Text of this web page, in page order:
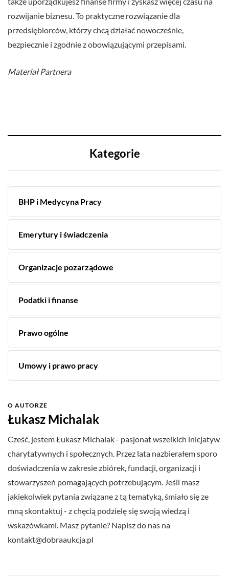
rozwijanie biznesu. To praktyczne rozwiązanie dla
przedsiębiorców, którzy chcą działać nowocześnie,
bezpiecznie i zgodnie z obowiązującymi przepisami.
Materiał Partnera
Kategorie
BHP i Medycyna Pracy
Emerytury i świadczenia
Organizacje pozarządowe
Podatki i finanse
Prawo ogólne
Umowy i prawo pracy
O AUTORZE
Łukasz Michalak
Cześć, jestem Łukasz Michalak - pasjonat wszelkich inicjatyw
charytatywnych i społecznych. Przez lata nazbierałem sporo
doświadczenia w zakresie zbiórek, fundacji, organizacji i
stowarzyszeń pomagających potrzebującym. Jeśli masz
jakiekolwiek pytania związane z tą tematyką, śmiało się ze
mną skontaktuj - z chęcią podzielę się swoją wiedzą i
wskazówkami. Masz pytanie? Napisz do nas na
kontakt@dobraaukcja.pl